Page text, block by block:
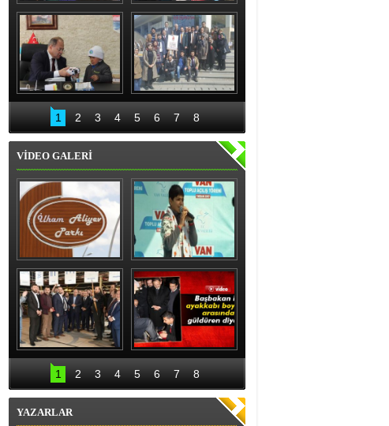
Hınıslı kadınlardan
'evet' sözü
Recep Aydın ve ekibi
geceli gündüzlü
çalışıyor
Bakan Akdağ
Oltu’da
Palandöken İlçe
Başkanlığından 15
Temmuz kahraman
kadınlar sergisi
1 2 3 4 5 6 7 8
VİDEO GALERİ
İlham Aliyev Parkı
Törenle Açıldı
Vanlı çocuk gülme
krizine soktu
Bilal Erdoğan hedefi
12’den vurdu
Başbakan ile
ayakkabı boyacısı
arasında güldüren
diyalog
1 2 3 4 5 6 7 8
YAZARLAR